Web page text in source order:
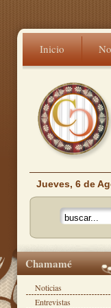
Inicio
Jueves, 6 de
Chamamé
Noticias
Entrevistas